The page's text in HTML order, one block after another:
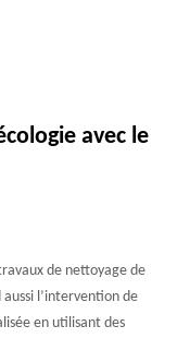
avec le
de nettoyage de
l’intervention de
en utilisant des